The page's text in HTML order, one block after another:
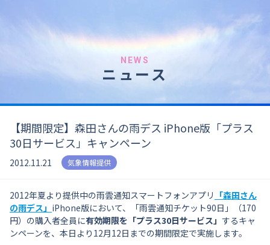
NEWS
ニュース
【期間限定】森田さんの雨デス iPhone版「プラス
30日サービス」キャンペーン
2012.11.21 気象情報提供
2012年夏より提供中の雨雲通知スマートフォンアプリ 「森田さん
の雨デス」 iPhone版において、「雨雲通知チケット90日」（170
円）の購入者全員に有効期限を「プラス30日サービス」 するキャ
ンペーンを、本日より12月12日までの期間限定で実施します。